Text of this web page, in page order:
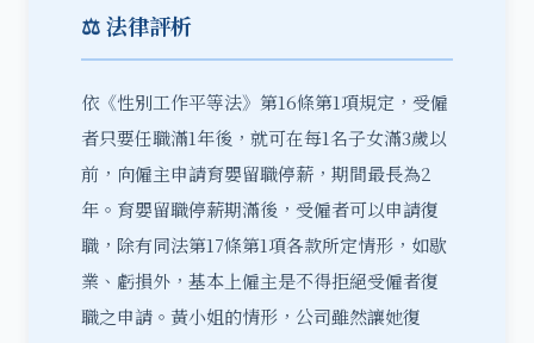
⚖️ 法律評析
依《性別工作平等法》第16條第1項規定，受僱
者只要任職滿1年後，就可在每1名子女滿3歲以
前，向僱主申請育嬰留職停薪，期間最長為2
年。育嬰留職停薪期滿後，受僱者可以申請復
職，除有同法第17條第1項各款所定情形，如歇
業、虧損外，基本上僱主是不得拒絕受僱者復
職之申請。黃小姐的情形，公司雖然讓她復